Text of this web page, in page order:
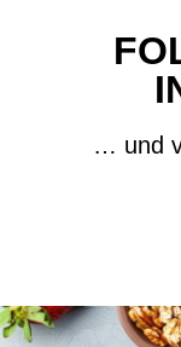
… und